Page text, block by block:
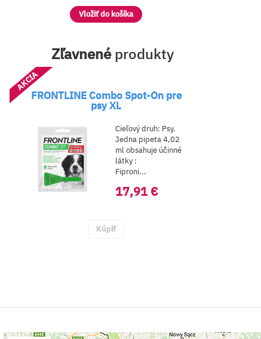
Zľavnenéprodukty
FRONTLINE Combo Spot-On pre
psy XL
AKCIA
Cieľový druh: Psy.
Jedna pipeta 4,02
ml obsahuje účinné
látky :
Fiproni...
17,91 €
Kúpiť